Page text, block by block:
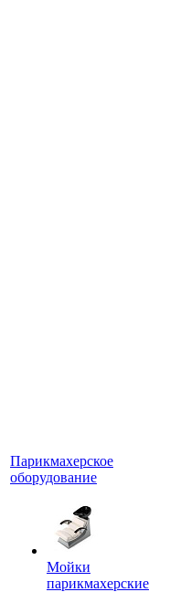
Парикмахерское
оборудование
Мойки
парикмахерские